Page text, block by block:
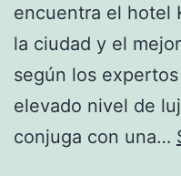
encuentra el hotel
la ciudad y el
según los
elevado nivel de
conjuga con una…